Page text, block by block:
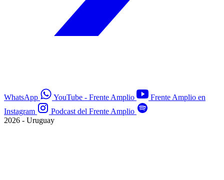
WhatsApp YouTube - Frente Amplio
Frente Amplio en
Instagram
Podcast del Frente Amplio
2026 - Uruguay